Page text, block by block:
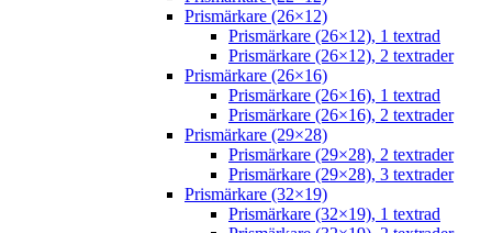
Prismärkare (26×12)
Prismärkare (26×12), 1 textrad
Prismärkare (26×12), 2 textrader
Prismärkare (26×16)
Prismärkare (26×16), 1 textrad
Prismärkare (26×16), 2 textrader
Prismärkare (29×28)
Prismärkare (29×28), 2 textrader
Prismärkare (29×28), 3 textrader
Prismärkare (32×19)
Prismärkare (32×19), 1 textrad